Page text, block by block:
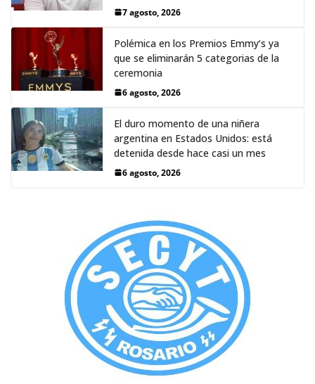
7 agosto, 2026
Polémica en los Premios Emmy‘s ya
que se eliminarán 5 categorias de la
ceremonia
6 agosto, 2026
El duro momento de una niñera
argentina en Estados Unidos: está
detenida desde hace casi un mes
6 agosto, 2026